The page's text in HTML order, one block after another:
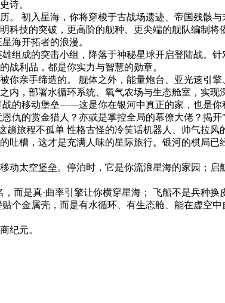
诗。
。 初入星海，你将穿梭于古战场遗迹、帝国残骸
技的突破，更高阶的舰种、更尖端的舰队编制
海开拓者的浪漫。
组成的突击小组，降落于神秘星球开启登陆战。
战利品，都是你实力与智慧的勋章。
你亲手缔造的。 舰体之外，能量炮台、亚光速
，部署水循环系统、氧气农场与生态舱室，实现
的移动堡垒——这是你在银河中真正的家，也是你
仇的赏金猎人？亦或是掌控全局的幕僚大佬？揭
旅程不孤单 性格古怪的冷笑话机器人、帅气拉
槽，这才是充满人味的星际旅行。银河的棋局
太空堡垒。停泊时，它是你流浪星海的家园；启
是真·曲率引擎让你横穿星海； 飞船不是兵种换
个金属壳，而是有水循环、有生态舱、能在虚空
纪元。